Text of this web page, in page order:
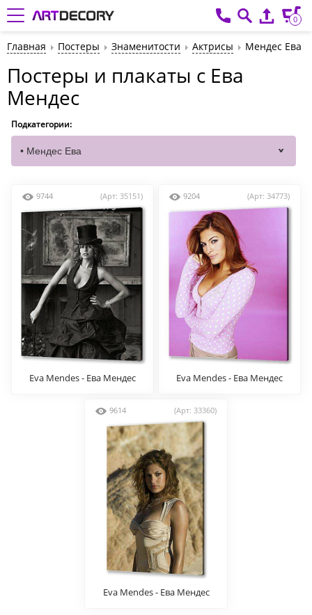
0
Главная Постеры Знаменитости Актрисы Мендес Ева
Постеры и плакаты с Ева
Мендес
Подкатегории:
9744 (Арт: 35151)
Eva Mendes - Ева Мендес
9204 (Арт: 34773)
Eva Mendes - Ева Мендес
9614 (Арт: 33360)
Eva Mendes - Ева Мендес